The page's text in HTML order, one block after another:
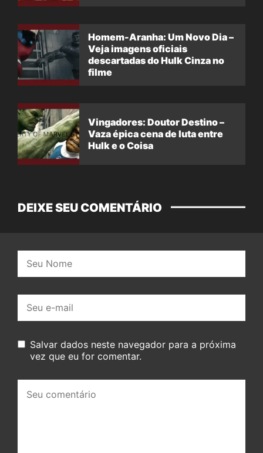
Homem-Aranha: Um Novo Dia –
Veja imagens oficiais
descartadas do Hulk Cinza no
filme
Vingadores: Doutor Destino –
Vaza épica cena de luta entre
Hulk e o Coisa
DEIXE SEU COMENTÁRIO
mail:
Salvar dados neste navegador para a próxima
vez que eu for comentar.
comentário: